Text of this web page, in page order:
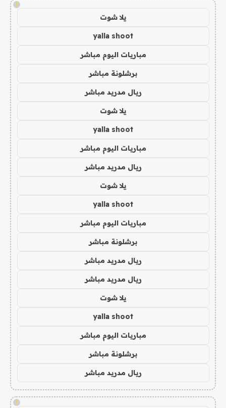
!
يلا شوت
yalla shoot
مباريات اليوم مباشر
برشلونة مباشر
ريال مدريد مباشر
يلا شوت
yalla shoot
مباريات اليوم مباشر
ريال مدريد مباشر
يلا شوت
yalla shoot
مباريات اليوم مباشر
برشلونة مباشر
ريال مدريد مباشر
ريال مدريد مباشر
يلا شوت
yalla shoot
مباريات اليوم مباشر
برشلونة مباشر
ريال مدريد مباشر
!